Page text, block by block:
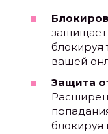
блокируя
вашей
Защита
блокируя